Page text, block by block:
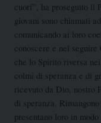
cuori”, ha proseguito il
giovani sono chiamati
comunicando ai loro
conoscere e nel
che lo Spirito riversa
colmi di speranza e di
ricevuto da Dio, nostro
di speranza.
presentano loro in